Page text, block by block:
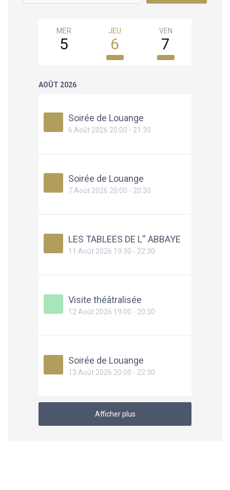
MER
5
JEU
6
VEN
7
AOÛT 2026
Soirée de Louange
6 Août 2026 20:00 - 21:30
Soirée de Louange
7 Août 2026 20:00 - 20:30
LES TABLEES DE L'' ABBAYE
11 Août 2026 19:30 - 22:30
Visite théâtralisée
12 Août 2026 19:00 - 20:30
Soirée de Louange
13 Août 2026 20:00 - 22:30
Afficher plus